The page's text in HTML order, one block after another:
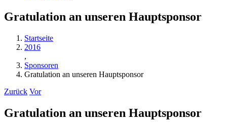
Gratulation an unseren Hauptsponsor
Startseite
2016
,
Sponsoren
Gratulation an unseren Hauptsponsor
Zurück Vor
Gratulation an unseren Hauptsponsor